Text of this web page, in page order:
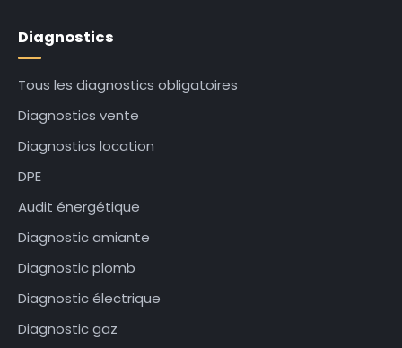
Diagnostics
Tous les diagnostics obligatoires
Diagnostics vente
Diagnostics location
DPE
Audit énergétique
Diagnostic amiante
Diagnostic plomb
Diagnostic électrique
Diagnostic gaz